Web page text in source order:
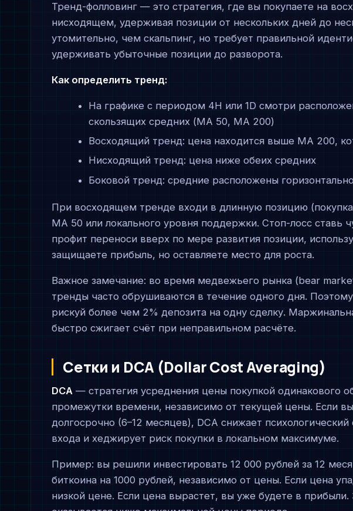
Тренд-фолловинг — это стратегия, где вы покупаете на
нисходящем, удерживая позиции от нескольких дней до
утомительно, чем скальпинг, но требует правильной
удерживать убыточные позиции до разворота.
Как определить тренд:
На графике с периодом 4H или 1D смотри
скользящих средних (MA 50, MA 200)
Восходящий тренд: цена находится выше MA 200,
Нисходящий тренд: цена ниже обеих средних
Боковой тренд: средние расположены
При восходящем тренде входи в длинную позицию
MA 50 или локального уровня поддержки. Стоп-лосс ставь
профит переноси вверх по мере развития позиции,
защищаете прибыль, но оставляете место для роста.
Важное замечание: во время медвежьего рынка (bear
тренды часто обрушиваются в течение одного дня.
рискуй более чем 2% депозита на одну сделку.
быстро сжигает счёт при неправильном расчёте.
Сетки и DCA (Dollar Cost Averaging)
DCA — стратегия усреднения цены покупкой одинакового
промежутки времени, независимо от текущей цены. Если
долгосрочно (6–12 месяцев), DCA снижает
входа и хеджирует риск покупки в локальном максимуме.
Пример: вы решили инвестировать 12 000 рублей за 12
биткоина на 1000 рублей, независимо от цены. Если цена
низкой цене. Если цена вырастет, вы уже будете в прибыли.